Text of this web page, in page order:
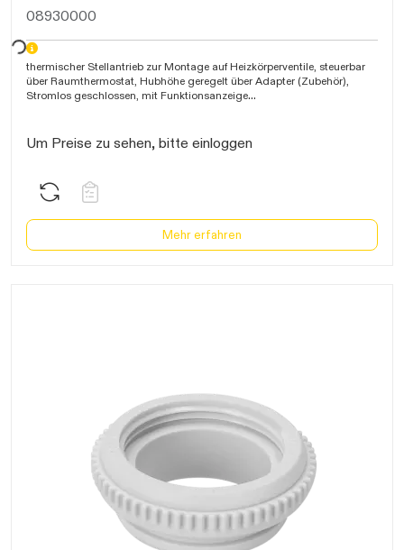
08930000
thermischer Stellantrieb zur Montage auf Heizkörperventile, steuerbar
über Raumthermostat, Hubhöhe geregelt über Adapter (Zubehör),
Stromlos geschlossen, mit Funktionsanzeige
Um Preise zu sehen, bitte einloggen
Mehr erfahren